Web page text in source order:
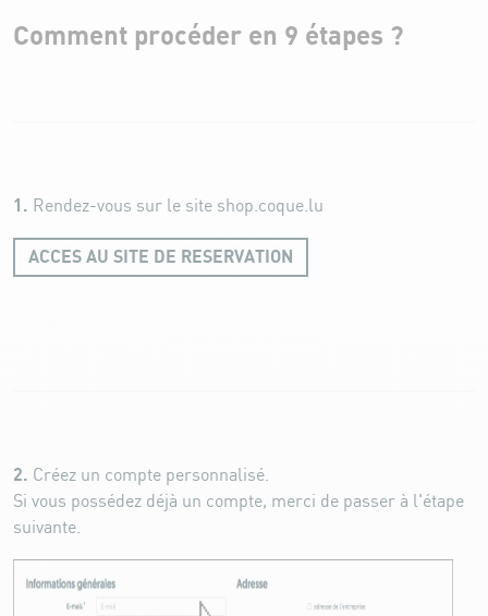
Comment procéder en 9 étapes ?
1. Rendez-vous sur le site shop.coque.lu
ACCES AU SITE DE RESERVATION
2. Créez un compte personnalisé.
Si vous possédez déjà un compte, merci de passer à l'étape
suivante.